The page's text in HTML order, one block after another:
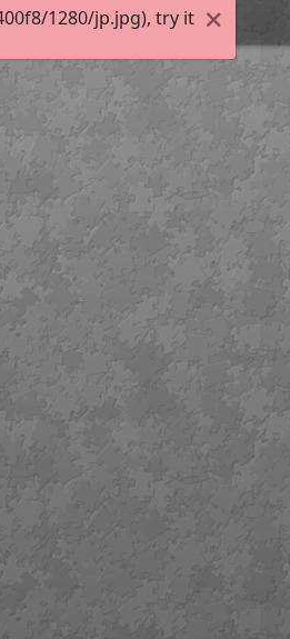
1280/jp.jpg), try it